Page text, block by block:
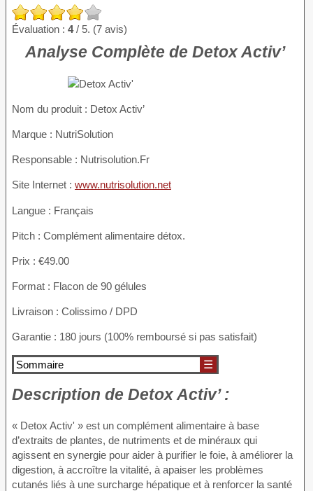
Évaluation : 4/ 5. (7 avis)
Analyse Complète de Detox Activ’
Nom du produit : Detox Activ’
Marque : NutriSolution
Responsable : Nutrisolution.Fr
Site Internet : www.nutrisolution.net
Langue : Français
Pitch : Complément alimentaire détox.
Prix : €49.00
Format : Flacon de 90 gélules
Livraison : Colissimo / DPD
Garantie : 180 jours (100% remboursé si pas satisfait)
Sommaire ☰
Description de Detox Activ’ :
« Detox Activ' » est un complément alimentaire à base
d’extraits de plantes, de nutriments et de minéraux qui
agissent en synergie pour aider à purifier le foie, à améliorer la
digestion, à accroître la vitalité, à apaiser les problèmes
cutanés liés à une surcharge hépatique et à renforcer la santé